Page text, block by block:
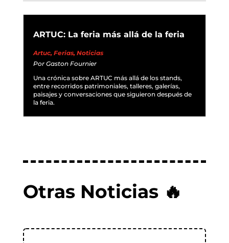
ARTUC: La feria más allá de la feria
Artuc, Ferias, Noticias
Por Gaston Fournier
Una crónica sobre ARTUC más allá de los stands,
entre recorridos patrimoniales, talleres, galerías,
paisajes y conversaciones que siguieron después de
la feria.
Otras Noticias 🔥